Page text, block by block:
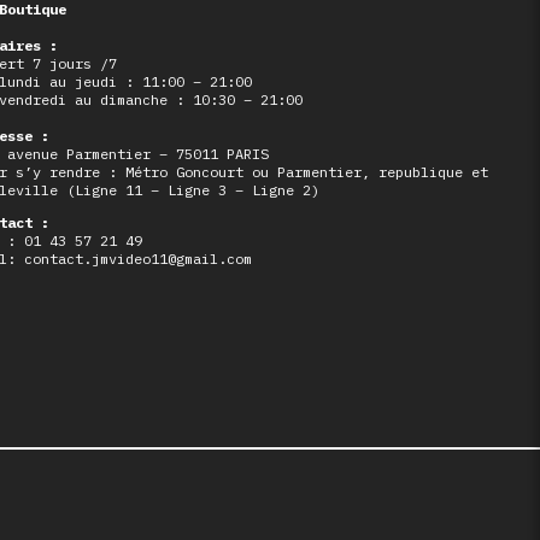
:
7 jours /7
lundi au jeudi : 11:00 – 21:00
au dimanche : 10:30 – 21:00
:
avenue Parmentier – 75011 PARIS
s’y rendre : Métro Goncourt ou Parmentier, republique et
(Ligne 11 – Ligne 3 – Ligne 2)
:
: 01 43 57 21 49
contact.jmvideo11@gmail.com